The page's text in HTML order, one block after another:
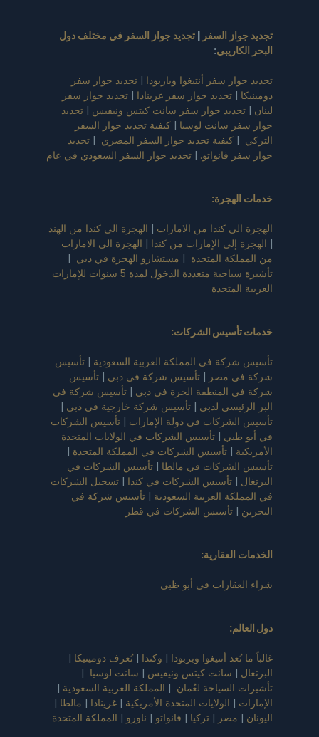
تجديد جواز السفر | تجديد جواز السفر في مختلف دول
البحر الكاريبي:
تجديد جواز سفر أنتيغوا وباربودا | تجديد جواز سفر
دومينيكا | تجديد جواز سفر غرينادا | تجديد جواز سفر
لبنان | تجديد جواز سفر سانت كيتس ونيفيس | تجديد
جواز سفر سانت لوسيا | كيفية تجديد جواز السفر
التركي | كيفية تجديد جواز السفر المصري | تجديد
جواز سفر فانواتو. | تجديد جواز السفر السعودي في عام
خدمات الهجرة:
الهجرة الى كندا من الامارات | الهجرة الى كندا من الهند
| الهجرة إلى الإمارات من كندا | الهجرة الى الامارات
من المملكة المتحدة | مستشارو الهجرة في دبي |
تأشيرة سياحية متعددة الدخول لمدة 5 سنوات للإمارات
العربية المتحدة
خدمات تأسيس الشركات:
تأسيس شركة في المملكة العربية السعودية | تأسيس
شركة في مصر | تأسيس شركة في دبي | تأسيس
شركة في المنطقة الحرة في دبي | تأسيس شركة في
البر الرئيسي لدبي | تأسيس شركة خارجية في دبي |
تأسيس الشركات في دولة الإمارات | تأسيس الشركات
في أبو ظبي | تأسيس الشركات في الولايات المتحدة
الأمريكية | تأسيس الشركات في المملكة المتحدة |
تأسيس الشركات في مالطا | تأسيس الشركات في
البرتغال | تأسيس الشركات في كندا | تسجيل الشركات
في المملكة العربية السعودية | تأسيس شركة في
البحرين | تأسيس الشركات في قطر
الخدمات العقارية:
شراء العقارات في أبو ظبي
دول العالم:
غالباً ما تُعد أنتيغوا وبربودا | وكندا |تُعرف دومينيكا |
البرتغال | سانت كيتس ونيفيس | سانت لوسيا |
تأشيرات السياحة لعُمان | المملكة العربية السعودية |
الإمارات | الولايات المتحدة الأمريكية | غرينادا | مالطا |
اليونان | مصر | تركيا | فانواتو | ناورو | المملكة المتحدة